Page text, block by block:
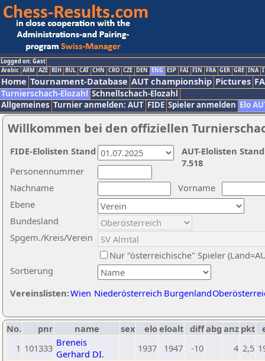
Logged on: Gast
Arabic ARM AZE BIH BUL CAT CHN CRO CZE DEN ENG ESP FAI FIN FRA GER GRE INA
Home Tournament-Database AUT championship Pictures
Turnierschach-Elozahl Schnellschach-Elozahl
Allgemeines Turnier anmelden: AUT FIDE Spieler anmelden Elo
Willkommen bei den offiziellen
Nachname
Vorname
Ebene
Sortierung
Personennummer
Bundesland
Spgem./Kreis/Verein
Nur "österreichische" Spieler
Vereinslisten:Wien Niederösterreich Burgenland
AUT-Elolisten
7.518
FIDE-Elolisten Stand
No. pnr name sex eloeloalt diffabg anz pkt
1 101333 Breneis
Gerhard DI.
1937 1947 -10 4 2,5